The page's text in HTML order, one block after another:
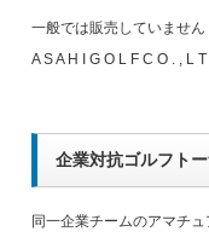
一般では販売していません
A S A H I G O L F C O . , L
企業対抗ゴルフト
同一企業チームのアマチ